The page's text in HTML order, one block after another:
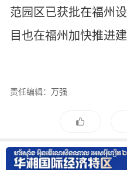
范园区已获批在福州
目也在福州加快推进建
责任编辑：万强